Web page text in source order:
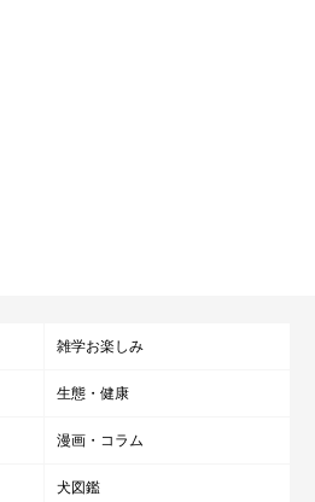
雑学お楽しみ
生態・健康
漫画・コラム
犬図鑑